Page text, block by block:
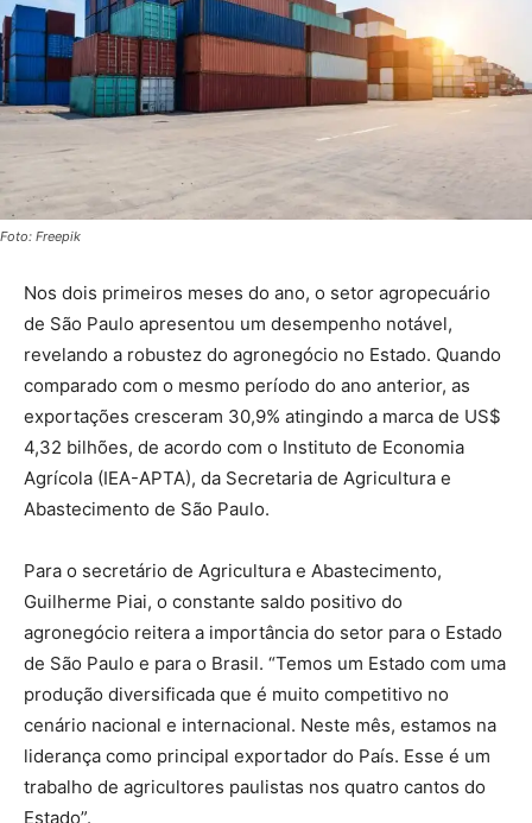
Foto: Freepik
Nos dois primeiros meses do ano, o setor agropecuário
de São Paulo apresentou um desempenho notável,
revelando a robustez do agronegócio no Estado. Quando
comparado com o mesmo período do ano anterior, as
exportações cresceram 30,9% atingindo a marca de US$
4,32 bilhões, de acordo com o Instituto de Economia
Agrícola (IEA-APTA), da Secretaria de Agricultura e
Abastecimento de São Paulo.
Para o secretário de Agricultura e Abastecimento,
Guilherme Piai, o constante saldo positivo do
agronegócio reitera a importância do setor para o Estado
de São Paulo e para o Brasil. “Temos um Estado com uma
produção diversificada que é muito competitivo no
cenário nacional e internacional. Neste mês, estamos na
liderança como principal exportador do País. Esse é um
trabalho de agricultores paulistas nos quatro cantos do
Estado”.